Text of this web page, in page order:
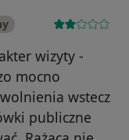
wizyty -
mocno
wstecz
publiczne